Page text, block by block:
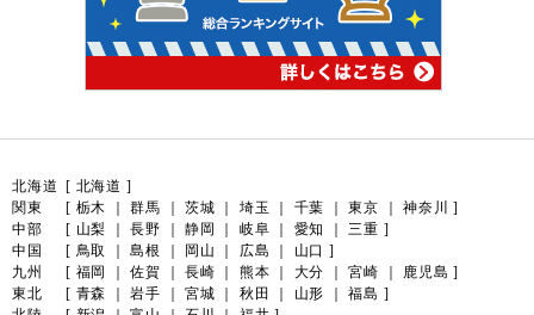
北海道 [ 北海道 ]
関東
[ 栃木 ｜群馬 茨城 埼玉 千葉 ｜東京 神奈川
]
中部
[ 山梨 ｜長野 静岡 岐阜 愛知 ｜三重 ]
中国
[ 鳥取 ｜島根 岡山 広島 山口 ]
九州
[ 福岡 ｜佐賀 長崎 熊本 大分 ｜宮崎 鹿児島 ]
東北
[ 青森 ｜岩手 宮城 秋田 山形 ｜福島 ]